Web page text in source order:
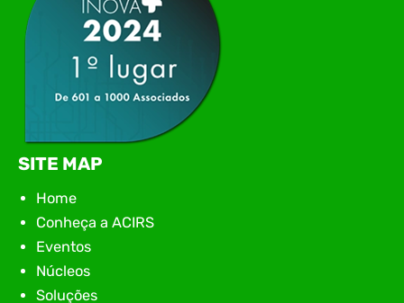
SITE MAP
Home
Conheça a ACIRS
Eventos
Núcleos
Soluções